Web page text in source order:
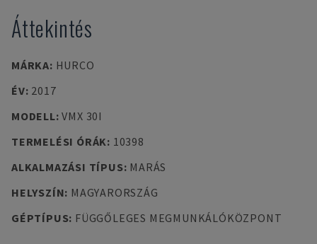
Áttekintés
MÁRKA: HURCO
ÉV: 2017
MODELL:VMX 30I
TERMELÉSI ÓRÁK: 10398
ALKALMAZÁSI TÍPUS: MARÁS
HELYSZÍN: MAGYARORSZÁG
GÉPTÍPUS: FÜGGŐLEGES MEGMUNKÁLÓKÖZPONT